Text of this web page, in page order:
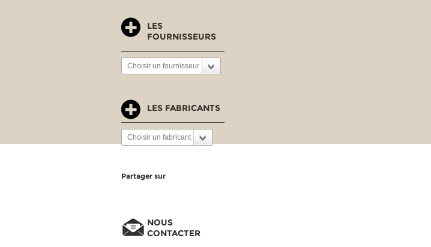
LES
FOURNISSEURS
Choisir un fournisseur
LES FABRICANTS
Choisir un fabricant
Partager sur
NOUS
CONTACTER